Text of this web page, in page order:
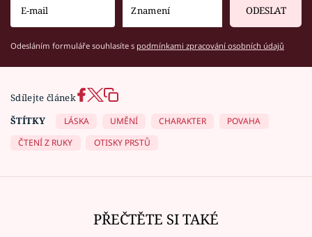
ODESLAT
Odesláním formuláře souhlasíte s podmínkami zpracování osobních údajů
Sdílejte článek
ŠTÍTKY
LÁSKA UMĚNÍ CHARAKTER
POVAHA
ČTENÍ Z RUKY
OTISKY PRSTŮ
PŘEČTĚTE SI TAKÉ